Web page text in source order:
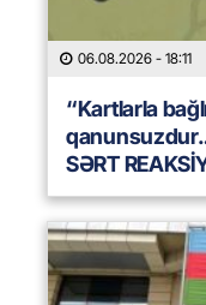
06.08.2026 - 18:11
“Kartlarla
SƏRT